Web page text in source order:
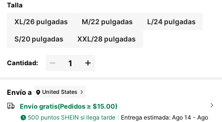
Talla
XL/26 pulgadas M/22 pulgadas L/24 pulgadas
S/20 pulgadas XXL/28 pulgadas
Cantidad:
Envío a United States
Envío gratis(Pedidos ≥ $15.00)
500 puntos SHEIN si llega tarde Entrega estimada: Ago 14 - Ago